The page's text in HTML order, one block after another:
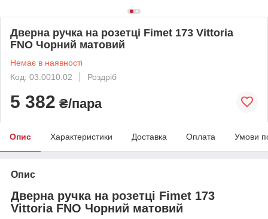
Дверна ручка на розетці Fimet 173 Vittoria
FNO Чорний матовий
Немає в наявності
Код: 03.0010.02
Роздріб
5 382 ₴/пара
Опис Характеристики Доставка Оплата Умови
Опис
Дверна ручка на розетці Fimet 173
Vittoria FNO Чорний матовий